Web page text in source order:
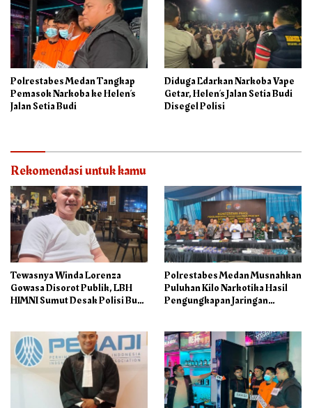
Polrestabes Medan Tangkap
Pemasok Narkoba ke Helen’s
Jalan Setia Budi
Diduga Edarkan Narkoba Vape
Getar, Helen’s Jalan Setia Budi
Disegel Polisi
Rekomendasi untuk kamu
Tewasnya Winda Lorenza
Gowasa Disorot Publik, LBH
HIMNI Sumut Desak Polisi Buka
Polrestabes Medan Musnahkan
Puluhan Kilo Narkotika Hasil
Pengungkapan Jaringan